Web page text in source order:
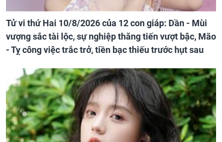
Tử vi thứ Hai 10/8/2026 của 12 con giáp: Dần - Mùi
vượng sắc tài lộc, sự nghiệp thăng tiến vượt bậc, Mão
- Tỵ công việc trắc trở, tiền bạc thiếu trước hụt sau